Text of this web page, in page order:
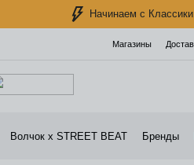
Начинаем с
Магазины
Волчок х STREET BEAT Бренды